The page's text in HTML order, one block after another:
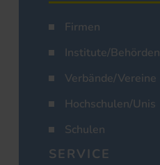
Firmen
Institute/Behörden
Verbände/Vereine
Hochschulen/Unis
Schulen
SERVICE